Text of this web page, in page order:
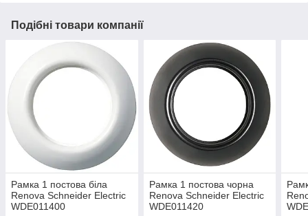
Подібні товари компанії
Рамка 1 постова біла
Renova Schneider Electric
WDE011400
Рамка 1 постова чорна
Renova Schneider Electric
WDE011420